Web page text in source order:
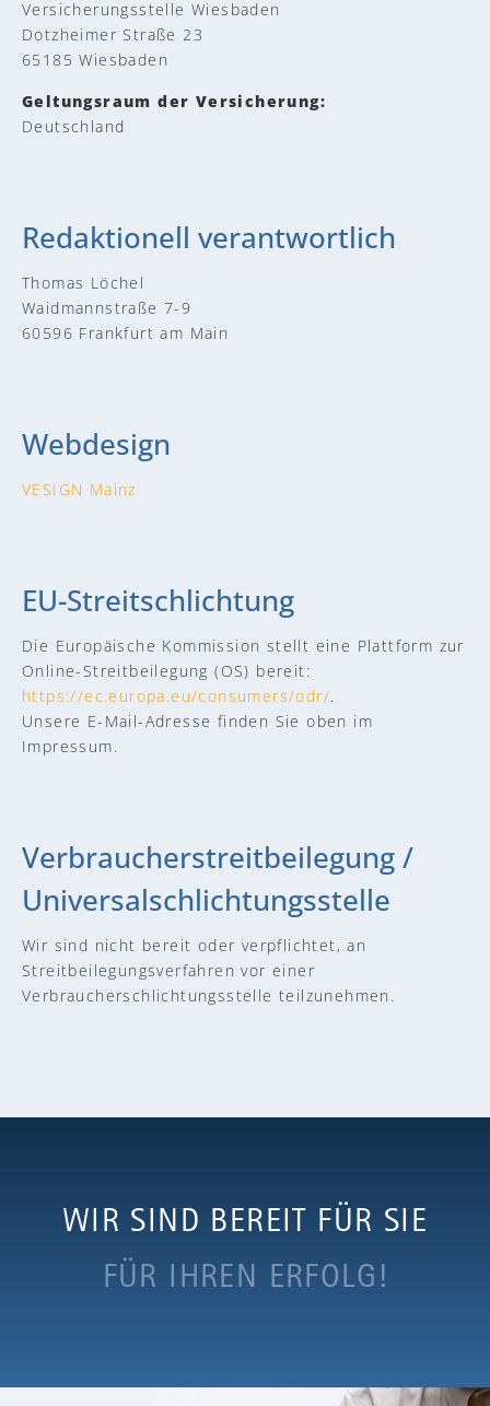
Versicherungsstelle Wiesbaden
Dotzheimer Straße 23
65185 Wiesbaden
Geltungsraum der Versicherung:
Deutschland
Redaktionell verantwortlich
Thomas Löchel
Waidmannstraße 7-9
60596 Frankfurt am Main
Webdesign
VESIGN Mainz
EU-Streitschlichtung
Die Europäische Kommission stellt eine Plattform zur
Online-Streitbeilegung (OS) bereit:
https://ec.europa.eu/consumers/odr/.
Unsere E-Mail-Adresse finden Sie oben im
Impressum.
Verbraucher­streit­beilegung /
Universal­schlichtungs­stelle
Wir sind nicht bereit oder verpflichtet, an
Streitbeilegungsverfahren vor einer
Verbraucherschlichtungsstelle teilzunehmen.
WIR SIND BEREIT FÜR SIE
FÜR IHREN ERFOLG!